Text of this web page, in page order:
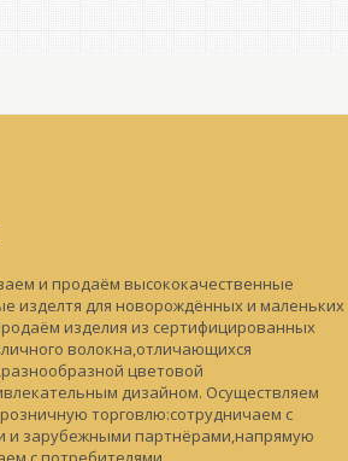
и продаём высококачественные
изделтя для новорождённых и маленьких
изделия из сертифицированных
волокна,отличающихся
цветовой
дизайном. Осуществляем
торговлю:сотрудничаем с
и зарубежными партнёрами,напрямую